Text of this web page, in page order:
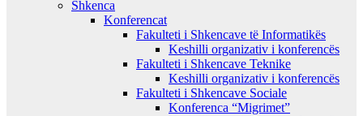
Shkenca
Konferencat
Fakulteti i Shkencave të Informatikës
Keshilli organizativ i konferencës
Fakulteti i Shkencave Teknike
Keshilli organizativ i konferencës
Fakulteti i Shkencave Sociale
Konferenca “Migrimet”